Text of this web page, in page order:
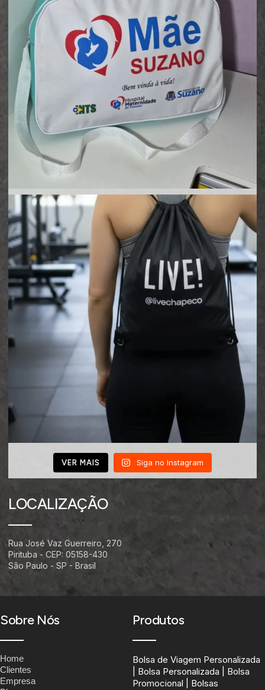
VER MAIS Siga no Instagram
LOCALIZAÇÃO
Rua José Vaz Guerreiro, 270
Pirituba - CEP: 05158-430
São Paulo - SP - Brasil
Sobre Nós
Home
Clientes
Empresa
Produtos
Bolsa de Viagem Personalizada
| Bolsa Personalizada | Bolsa
Promocional | Bolsas